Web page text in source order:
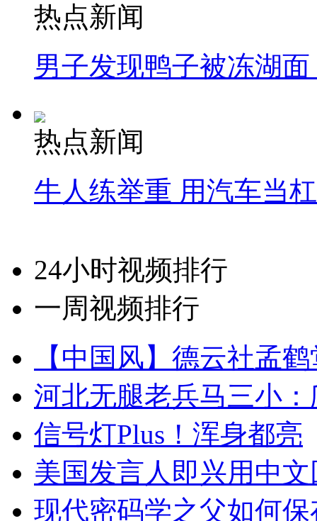
热点新闻
男子发现鸭子被冻湖
热点新闻
牛人练举重 用汽车当
24小时视频排行
一周视频排行
【中国风】德云社孟
河北无腿老兵马三小
信号灯Plus！浑身都亮
美国发言人即兴用中
现代密码学之父如何